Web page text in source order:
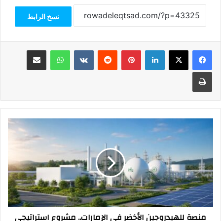
نسخ الرابط
فيسبوك‫X لينكدإن بينتيريست واتساب مشاركة عبر البريد
طباعة
للهيدروجين
الإمارات..
مشروع
استراتيجي
بين
«آي
منصة للهيدروجين الأخضر في الإمارات.. مشروع استراتيجي